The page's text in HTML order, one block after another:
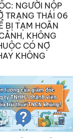
NGƯỜI NỘP
TRẠNG THÁI 06
BỊ TẠM HOÃN
KHÔNG
CÓ NỢ
KHÔNG